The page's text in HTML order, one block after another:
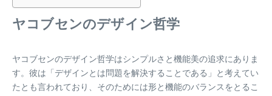
ヤコブセンのデザイン哲学
ヤコブセンのデザイン哲学はシンプルさと機能美の追求にありま
す。彼は「デザインとは問題を解決することである」と考えてい
たとも言われており、そのためには形と機能のバランスをとるこ